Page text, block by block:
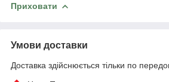
Приховати
Умови доставки
Доставка здійснюється тільки по